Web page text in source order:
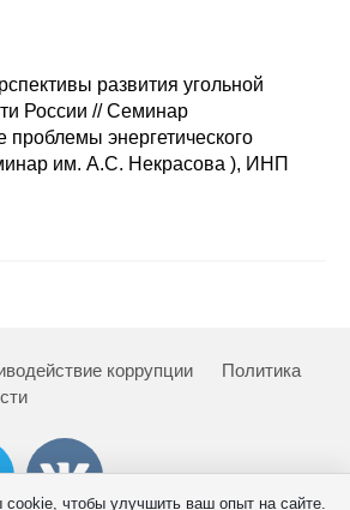
коррупции
для СМИ
прогнозирования
развития угольной
России // Семинар
проблемы энергетического
им. А.С. Некрасова ), ИНП
коррупции
Политика
чтобы улучшить ваш опыт на сайте.